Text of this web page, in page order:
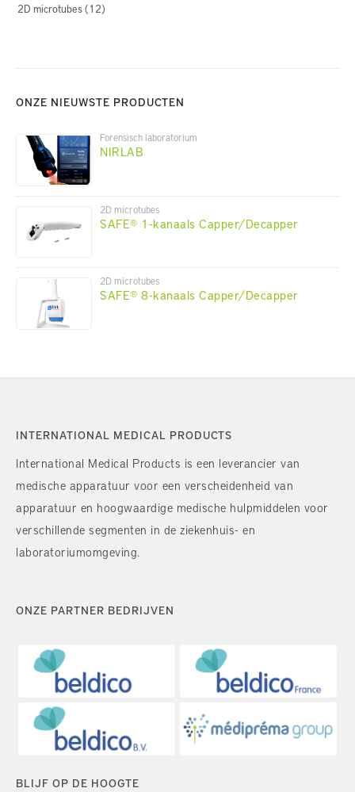
2D microtubes(12)
ONZE NIEUWSTE PRODUCTEN
Forensisch laboratorium
NIRLAB
2D microtubes
SAFE® 1-kanaals Capper/Decapper
2D microtubes
SAFE® 8-kanaals Capper/Decapper
INTERNATIONAL MEDICAL PRODUCTS
International Medical Products is een leverancier van
medische apparatuur voor een verscheidenheid van
apparatuur en hoogwaardige medische hulpmiddelen voor
verschillende segmenten in de ziekenhuis- en
laboratoriumomgeving.
ONZE PARTNER BEDRIJVEN
BLIJF OP DE HOOGTE